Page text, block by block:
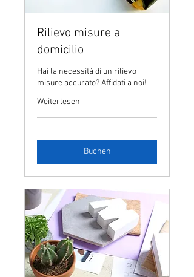
Rilievo misure a
domicilio
Hai la necessità di un rilievo
misure accurato? Affidati a noi!
Weiterlesen
Buchen